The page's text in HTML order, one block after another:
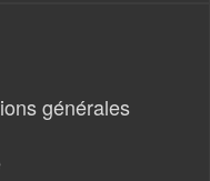
générales